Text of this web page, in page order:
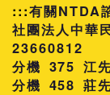
:::有關NTDA
社團法人中華
23660812
分機 375 江
458 莊